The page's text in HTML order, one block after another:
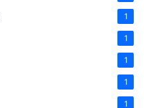
1
1
1
1
1